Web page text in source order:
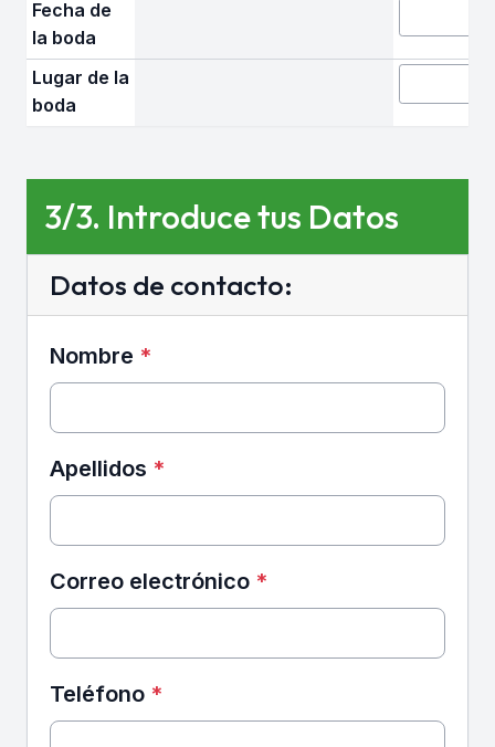
Fecha de
la boda
Lugar de la
boda
3/3. Introduce tus Datos
Datos de contacto:
Nombre *
Apellidos *
Correo electrónico *
Teléfono *